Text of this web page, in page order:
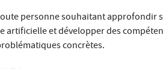
personne souhaitant approfondir
artificielle et développer des
concrètes.